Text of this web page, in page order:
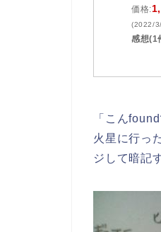
価格:
(2022/
感想(1
「こん
火星に行っ
ジして暗記